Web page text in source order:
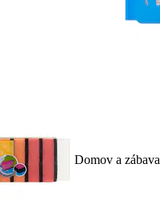
Domov a zábava